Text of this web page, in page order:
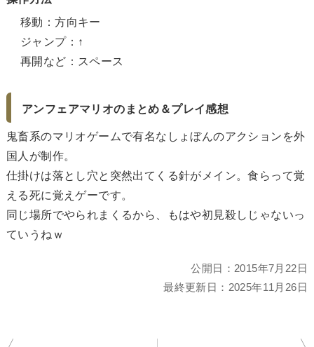
移動：方向キー
ジャンプ：↑
再開など：スペース
アンフェアマリオのまとめ＆プレイ感想
鬼畜系のマリオゲームで有名なしょぼんのアクションを外
国人が制作。
仕掛けは落とし穴と突然出てくる針がメイン。食らって覚
える死に覚えゲーです。
同じ場所でやられまくるから、もはや初見殺しじゃないっ
ていうねｗ
公開日： 2015年7月22日
最終更新日： 2025年11月26日